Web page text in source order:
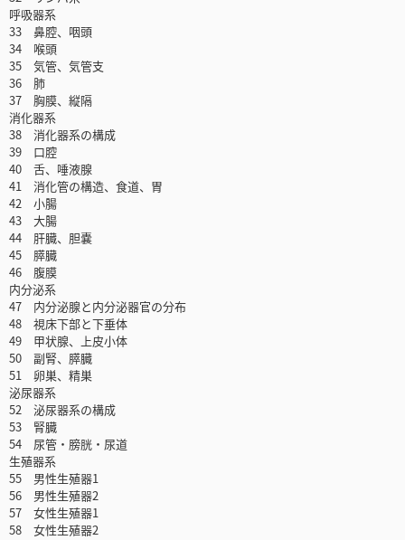
呼吸器系
33 鼻腔、咽頭
34 喉頭
35 気管、気管支
36 肺
37 胸膜、縦隔
消化器系
38 消化器系の構成
39 口腔
40 舌、唾液腺
41 消化管の構造、食道、胃
42 小腸
43 大腸
44 肝臓、胆嚢
45 膵臓
46 腹膜
内分泌系
47 内分泌腺と内分泌器官の分布
48 視床下部と下垂体
49 甲状腺、上皮小体
50 副腎、膵臓
51 卵巣、精巣
泌尿器系
52 泌尿器系の構成
53 腎臓
54 尿管・膀胱・尿道
生殖器系
55 男性生殖器1
56 男性生殖器2
57 女性生殖器1
58 女性生殖器2